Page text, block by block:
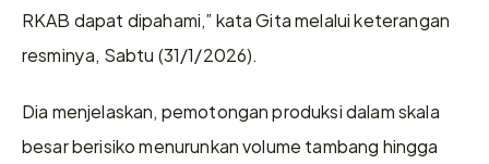
RKAB dapat dipahami,” kata Gita melalui keterangan
resminya, Sabtu (31/1/2026).
Dia menjelaskan, pemotongan produksi dalam skala
besar berisiko menurunkan volume tambang hingga